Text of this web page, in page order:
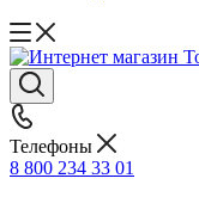
Телефоны
8 800 234 33 01